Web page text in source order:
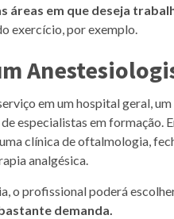
áreas em que deseja
exercício, por exemplo.
em um hospital geral,
especialistas em formação.
clínica de oftalmologia,
analgésica.
o profissional poderá
demanda.